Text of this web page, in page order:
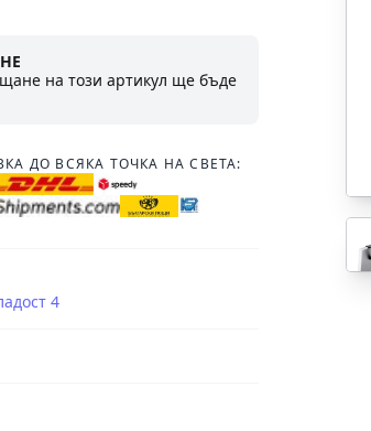
на този артикул ще бъде
ДО ВСЯКА ТОЧКА НА СВЕТА:
4